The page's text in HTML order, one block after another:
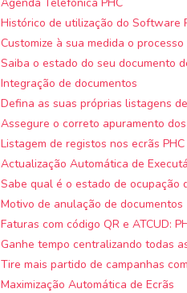
Histórico de utilização do Software
Customize à sua medida o
Saiba o estado do seu documento
Integração de documentos
Defina as suas próprias listagens
Assegure o correto apuramento
Listagem de registos nos ecrãs PHC
Actualização Automática de
Sabe qual é o estado de ocupação
Motivo de anulação de documentos
Faturas com código QR e ATCUD:
Ganhe tempo centralizando todas
Tire mais partido de campanhas
Maximização Automática de Ecrãs